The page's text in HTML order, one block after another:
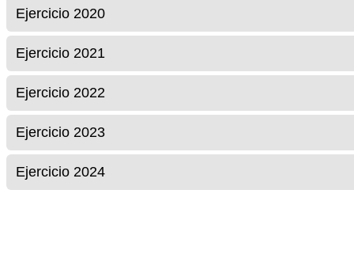
Ejercicio 2020
Ejercicio 2021
Ejercicio 2022
Ejercicio 2023
Ejercicio 2024